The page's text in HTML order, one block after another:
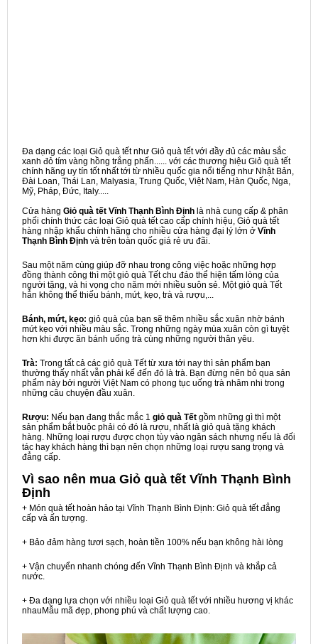
Đa dạng các loại Giỏ quà tết như Giỏ quà tết với đầy đủ các màu sắc
xanh đỏ tím vàng hồng trắng phấn...... với các thương hiệu Giỏ quà tết
chính hãng uy tín tốt nhất tới từ nhiều quốc gia nổi tiếng như Nhật Bản,
Đài Loan, Thái Lan, Malyasia, Trung Quốc, Việt Nam, Hàn Quốc, Nga,
Mỹ, Pháp, Đức, Italy.....
Cửa hàng Giỏ quà tết Vĩnh Thạnh Bình Định là nhà cung cấp & phân
phối chính thức các loại Giỏ quà tết cao cấp chính hiệu, Giỏ quà tết
hàng nhập khẩu chính hãng cho nhiều cửa hàng đại lý lớn ở Vĩnh
Thạnh Bình Định và trên toàn quốc giá rẻ ưu đãi.
Sau một năm cùng giúp đỡ nhau trong công việc hoặc những hợp
đồng thành công thì một giỏ quà Tết chu đáo thể hiện tấm lòng của
người tặng, và hi vọng cho năm mới nhiều suôn sẻ. Một giỏ quà Tết
hẳn không thể thiếu bánh, mứt, kẹo, trà và rượu,...
Bánh, mứt, kẹo: giỏ quà của bạn sẽ thêm nhiều sắc xuân nhờ bánh
mứt kẹo với nhiều màu sắc. Trong những ngày mùa xuân còn gì tuyệt
hơn khi được ăn bánh uống trà cùng những người thân yêu.
Trà: Trong tất cả các giỏ quà Tết từ xưa tới nay thì sản phẩm bạn
thường thấy nhất vẫn phải kể đến đó là trà. Bạn đừng nên bỏ qua sản
phẩm này bởi người Việt Nam có phong tục uống trà nhâm nhi trong
những câu chuyện đầu xuân.
Rượu: Nếu bạn đang thắc mắc 1 giỏ quà Tết gồm những gì thì một
sản phẩm bắt buộc phải có đó là rượu, nhất là giỏ quà tặng khách
hàng. Những loại rượu được chọn tùy vào ngân sách nhưng nếu là đối
tác hay khách hàng thì bạn nên chọn những loại rượu sang trọng và
đẳng cấp.
Vì sao nên mua Giỏ quà tết Vĩnh Thạnh Bình
Định
+ Món quà tết hoàn hảo tại Vĩnh Thạnh Bình Định: Giỏ quà tết đẳng
cấp và ấn tượng.
+ Bảo đảm hàng tươi sạch, hoàn tiền 100% nếu bạn không hài lòng
+ Vận chuyển nhanh chóng đến Vĩnh Thạnh Bình Định và khắp cả
nước.
+ Đa dạng lựa chọn với nhiều loại Giỏ quà tết với nhiều hương vị khác
nhauMẫu mã đẹp, phong phú và chất lượng cao.